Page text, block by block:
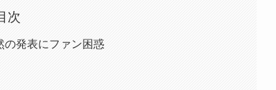
次
の発表にファン困惑